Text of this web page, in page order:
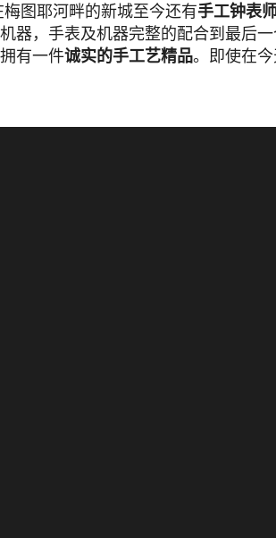
图耶河畔的新城至今还有手工钟表师
器，手表及机器完整的配合到最后一
有一件诚实的手工艺精品。即使在